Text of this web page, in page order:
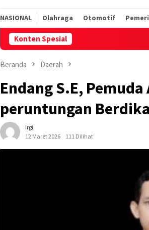
NASIONAL Olahraga Otomotif
Konten Spesial
Beranda Daerah
Endang S.E,
peruntungan
Irgi
12 Maret 2026
111 Dilihat